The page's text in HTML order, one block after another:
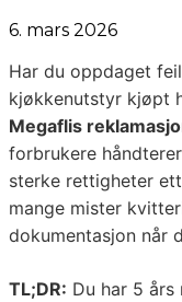
6. mars 2026
Har du oppdaget
kjøkkenutstyr kjøpt
Megaflis
forbrukere
sterke rettigheter
mange mister
dokumentasjon når
TL;DR: Du har 5